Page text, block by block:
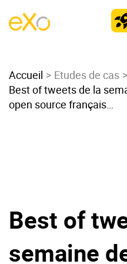
Intranet moderne
Plateforme
Réseau social
Migrer vers eXo Platform
Produit
Accueil
Etudes de cas
Best of tweets de la
open source français…
Best of
semaine